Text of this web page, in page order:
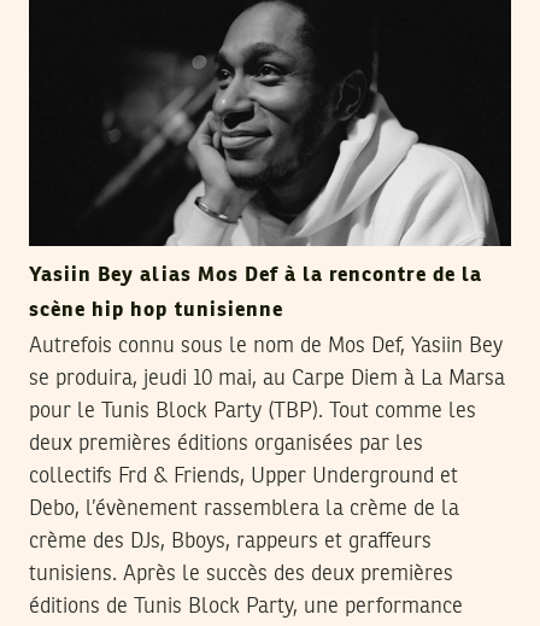
Yasiin Bey alias Mos Def à la rencontre de la
scène hip hop tunisienne
Autrefois connu sous le nom de Mos Def, Yasiin Bey
se produira, jeudi 10 mai, au Carpe Diem à La Marsa
pour le Tunis Block Party (TBP). Tout comme les
deux premières éditions organisées par les
collectifs Frd & Friends, Upper Underground et
Debo, l’évènement rassemblera la crème de la
crème des DJs, Bboys, rappeurs et graffeurs
tunisiens. Après le succès des deux premières
éditions de Tunis Block Party, une performance